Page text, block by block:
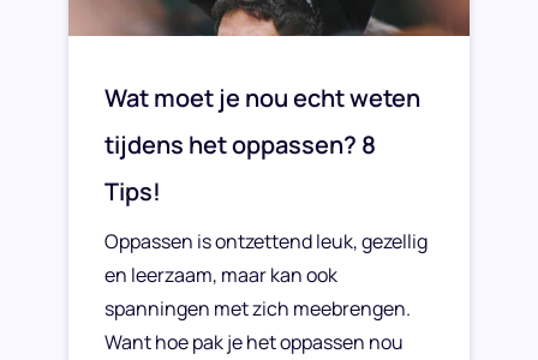
Wat moet je nou echt weten
tijdens het oppassen? 8
Tips!
Oppassen is ontzettend leuk, gezellig
en leerzaam, maar kan ook
spanningen met zich meebrengen.
Want hoe pak je het oppassen nou